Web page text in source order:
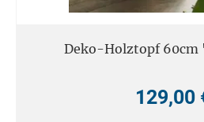
Deko-Holztopf 60cm
129,00